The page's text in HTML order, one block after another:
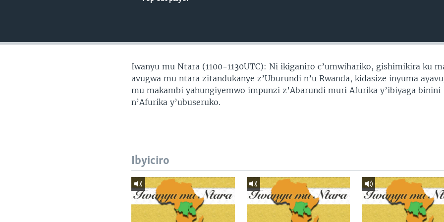
Iwanyu mu Ntara (1100-1130UTC): Ni ikiganiro c’umwihariko, gishimikira ku
avugwa mu ntara zitandukanye z’Uburundi n’u Rwanda, kidasize inyuma
mu makambi yahungiyemwo impunzi z’Abarundi muri Afurika y’ibiyaga binini
n’Afurika y’ubuseruko.
Ibyiciro